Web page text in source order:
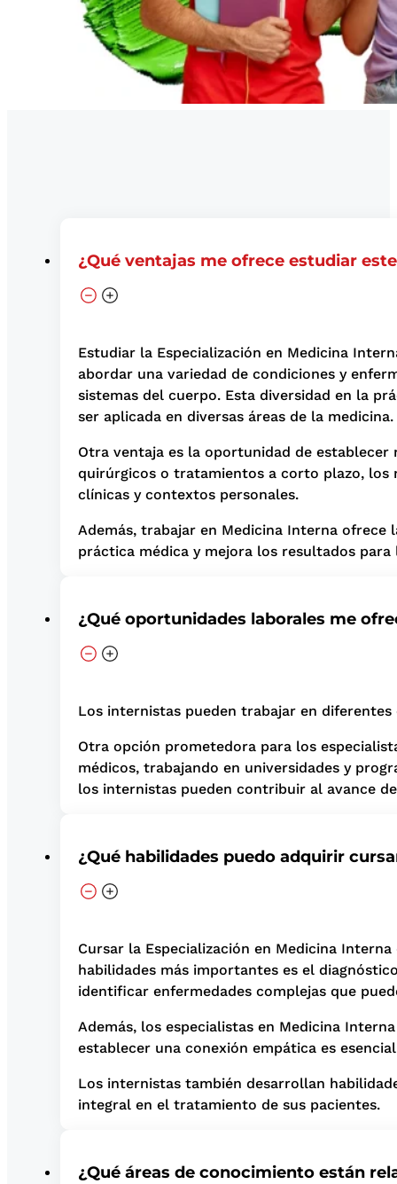
¿Qué ventajas me ofrece estudiar
Estudiar la Especialización en Medicina
abordar una variedad de condiciones y
sistemas del cuerpo. Esta diversidad en la
ser aplicada en diversas áreas de la medicina.
Otra ventaja es la oportunidad de establecer
quirúrgicos o tratamientos a corto plazo, los
clínicas y contextos personales.
Además, trabajar en Medicina Interna
práctica médica y mejora los resultados para
¿Qué oportunidades laborales me
Los internistas pueden trabajar en
Otra opción prometedora para los
médicos, trabajando en universidades y
los internistas pueden contribuir al avance
¿Qué habilidades puedo adquirir
Cursar la Especialización en Medicina
habilidades más importantes es el
identificar enfermedades complejas que
Además, los especialistas en Medicina
establecer una conexión empática es
Los internistas también desarrollan
integral en el tratamiento de sus pacientes.
¿Qué áreas de conocimiento están